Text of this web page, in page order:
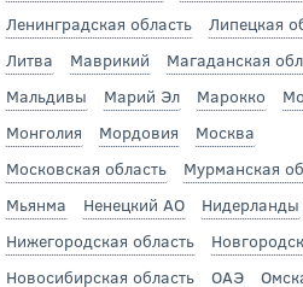
Ленинградская область
Липецкая
Литва
Маврикий Магаданская
Мальдивы
Марий Эл Марокко
Монголия
Мордовия
Москва
Московская область
Мурманская
Мьянма
Ненецкий АО
Нидерланды
Нижегородская область
Новосибирская область
ОАЭ